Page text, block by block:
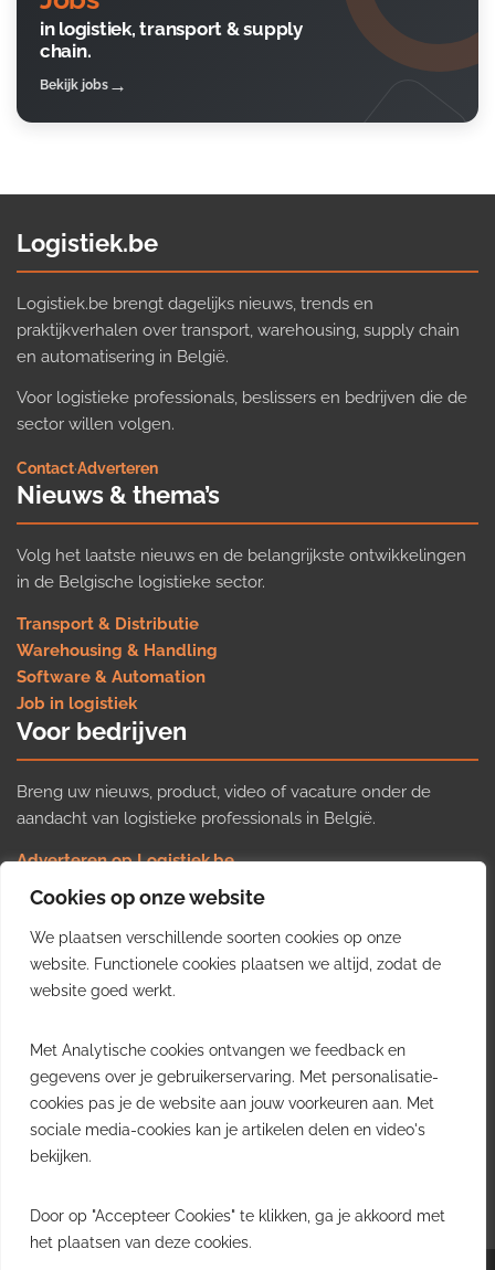
Cookies op onze website
We plaatsen verschillende soorten cookies op onze
website. Functionele cookies plaatsen we altijd, zodat de
website goed werkt.
Met Analytische cookies ontvangen we feedback en
gegevens over je gebruikerservaring. Met personalisatie-
cookies pas je de website aan jouw voorkeuren aan. Met
sociale media-cookies kan je artikelen delen en video's
bekijken.
Door op "Accepteer Cookies" te klikken, ga je akkoord met
het plaatsen van deze cookies.
in logistiek, transport & supply
chain.
Bekijk jobs
Logistiek.be
Logistiek.be brengt dagelijks nieuws, trends en
praktijkverhalen over transport, warehousing, supply chain
en automatisering in België.
Voor logistieke professionals, beslissers en bedrijven die de
sector willen volgen.
Contact·Adverteren
Nieuws & thema’s
Volg het laatste nieuws en de belangrijkste ontwikkelingen
in de Belgische logistieke sector.
Transport & Distributie
Warehousing & Handling
Software & Automation
Job in logistiek
Voor bedrijven
Breng uw nieuws, product, video of vacature onder de
aandacht van logistieke professionals in België.
Adverteren op Logistiek.be
Nieuws insturen
Uw video op Logistiek.TV
Job plaatsen
Gratis wekelijkse update
inzichten uit de Belgische logistieke sector in uw inbox.
Ontvang je gratis
wekelijkse update